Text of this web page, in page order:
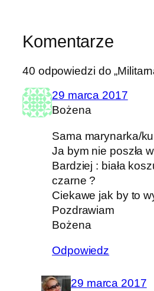
Komentarze
40 odpowiedzi do
29 marca 2017
Bożena
Sama marynarka/
Ja bym nie poszła
Bardziej : biała
czarne ?
Ciekawe jak by to
Pozdrawiam
Bożena
Odpowiedz
29 marca 2017